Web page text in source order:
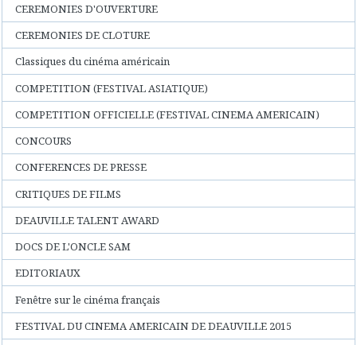
CEREMONIES D'OUVERTURE
CEREMONIES DE CLOTURE
Classiques du cinéma américain
COMPETITION (FESTIVAL ASIATIQUE)
COMPETITION OFFICIELLE (FESTIVAL CINEMA AMERICAIN)
CONCOURS
CONFERENCES DE PRESSE
CRITIQUES DE FILMS
DEAUVILLE TALENT AWARD
DOCS DE L'ONCLE SAM
EDITORIAUX
Fenêtre sur le cinéma français
FESTIVAL DU CINEMA AMERICAIN DE DEAUVILLE 2015